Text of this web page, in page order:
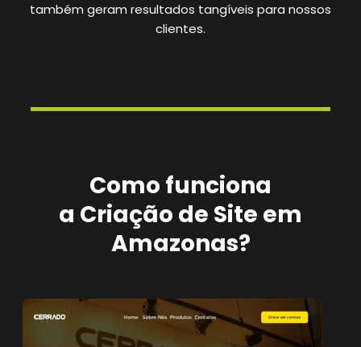
também geram resultados tangíveis para nossos
clientes.
Como funciona
a Criação de Site em
Amazonas?